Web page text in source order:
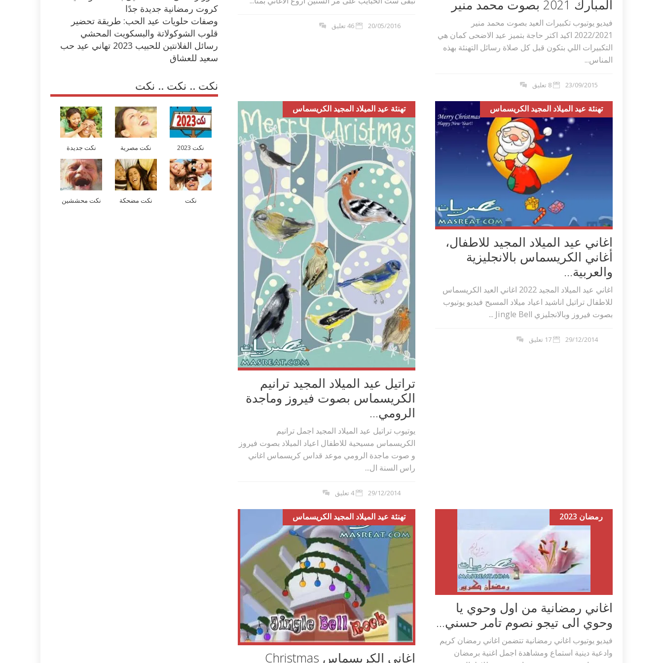
20/05/2016 46 تعليق
المبارك 2021 بصوت محمد منير
فيديو يوتيوب تكبيرات العيد بصوت محمد منير
2022/2021 اكيد اكتر حاجة بتميز عيد الاضحى كمان هي
التكبيرات اللي بتكون قبل كل صلاة رسائل التهنئة بهذه
المناس...
23/09/2015 8 تعليق
تهنئة عيد الميلاد المجيد الكريسماس
تراتيل عيد الميلاد المجيد ترانيم
الكريسماس بصوت فيروز وماجدة
الرومي...
يوتيوب تراتيل عيد الميلاد المجيد اجمل ترانيم
الكريسماس مسيحية للاطفال اعياد الميلاد بصوت فيروز
و صوت ماجدة الرومي موعد قداس كريسماس اغاني
راس السنة ال...
29/12/2014 4 تعليق
تهنئة عيد الميلاد المجيد الكريسماس
اغاني عيد الميلاد المجيد للاطفال،
أغاني الكريسماس بالانجليزية
والعربية...
اغاني عيد الميلاد المجيد 2022 اغاني العيد الكريسماس
للاطفال تراتيل اناشيد اعياد ميلاد المسيح فيديو يوتيوب
بصوت فيروز وبالانجليزي Jingle Bell ...
29/12/2014 17 تعليق
تهنئة عيد الميلاد المجيد الكريسماس
اغاني الكريسماس Christmas
رمضان 2023
اغاني رمضانية من اول وحوي يا
وحوي الى تيجو نصوم تامر حسني...
فيديو يوتيوب اغاني رمضانية تتضمن اغاني رمضان كريم
وادعية دينية استماع ومشاهدة اجمل اغنية برمضان
كروت رمضانية جديدة جدًا
وصفات حلويات عيد الحب: طريقة تحضير
قلوب الشوكولاتة والبسكويت المحشي
رسائل الفلانتين للحبيب 2023 تهاني عيد حب
سعيد للعشاق
نكت .. نكت .. نكت
نكت 2023 نكت مصرية نكت جديدة
نكت نكت مضحكة نكت محششين